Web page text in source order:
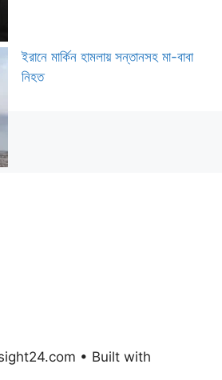
ইরানে মার্কিন হামলায় সন্তানসহ মা-বাবা
নিহত
• Built with